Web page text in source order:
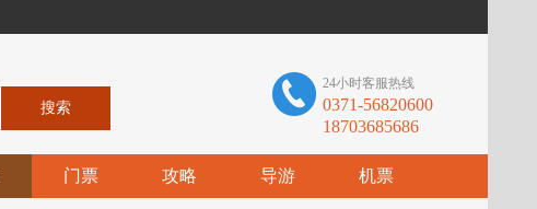
24小时客服热线
0371-56820600
18703685686
门票 攻略 导游 机票